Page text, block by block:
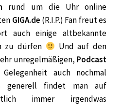
rund um die Uhr online
GIGA.de (R.I.P.) Fan freut es
auch einige altbekannte
zu dürfen
Und auf den
unregelmäßigen, Podcast
auch nochmal
generell findet man auf
immer irgendwas